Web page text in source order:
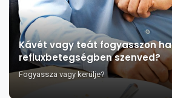
Kávét vagy teát fogyasszon ha
refluxbetegségben szenved?
Fogyassza vagy kerülje?